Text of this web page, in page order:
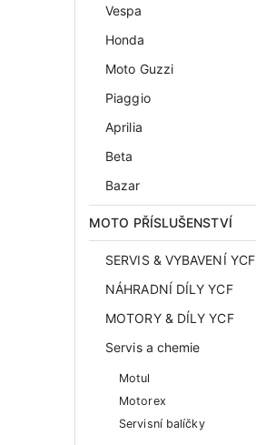
Vespa
Honda
Moto Guzzi
Piaggio
Aprilia
Beta
Bazar
MOTO PŘÍSLUŠENSTVÍ
SERVIS & VYBAVENÍ YCF
NÁHRADNÍ DÍLY YCF
MOTORY & DÍLY YCF
Servis a chemie
Motul
Motorex
Servisní balíčky